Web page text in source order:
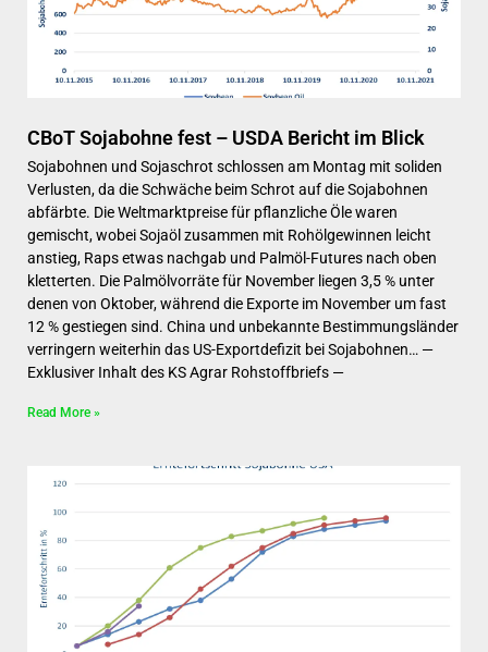
CBoT Sojabohne fest – USDA Bericht im Blick
Sojabohnen und Sojaschrot schlossen am Montag mit soliden
Verlusten, da die Schwäche beim Schrot auf die Sojabohnen
abfärbte. Die Weltmarktpreise für pflanzliche Öle waren
gemischt, wobei Sojaöl zusammen mit Rohölgewinnen leicht
anstieg, Raps etwas nachgab und Palmöl-Futures nach oben
kletterten. Die Palmölvorräte für November liegen 3,5 % unter
denen von Oktober, während die Exporte im November um fast
12 % gestiegen sind. China und unbekannte Bestimmungsländer
verringern weiterhin das US-Exportdefizit bei Sojabohnen… —
Exklusiver Inhalt des KS Agrar Rohstoffbriefs —
Read More »